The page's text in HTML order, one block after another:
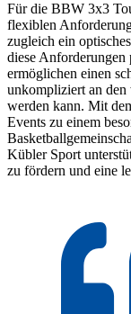
Für die BBW 3x3
flexiblen
zugleich ein
diese Anforderungen
ermöglichen einen
unkompliziert an den
werden kann. Mit
Events zu einem
Kübler Sport
zu fördern und eine